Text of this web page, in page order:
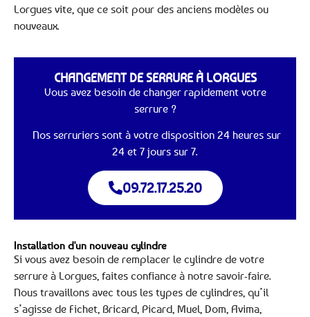
Lorgues vite, que ce soit pour des anciens modèles ou
nouveaux.
CHANGEMENT DE SERRURE À LORGUES
Vous avez besoin de changer rapidement votre
serrure ?
Nos serruriers sont à votre disposition 24 heures sur
24 et 7 jours sur 7.
09.72.17.25.20
Installation d'un nouveau cylindre
Si vous avez besoin de remplacer le cylindre de votre
serrure à Lorgues, faites confiance à notre savoir-faire.
Nous travaillons avec tous les types de cylindres, qu’il
s’agisse de Fichet, Bricard, Picard, Muel, Dom, Avima,